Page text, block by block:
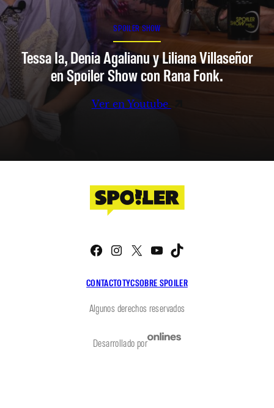
SPOILER SHOW
Tessa Ia, Denia Agalianu y Liliana Villaseñor
en Spoiler Show con Rana Fonk.
Ver en Youtube
CONTACTOTYCSOBRE SPOILER
Facebook
Instagram
X YouTube
Algunos derechos reservados
Desarrollado por